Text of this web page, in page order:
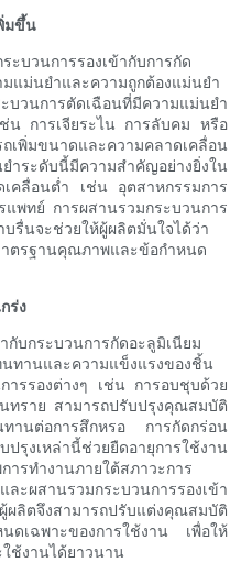
มขึ้น
ะบวนการรองเข้ากับการกัด
แม่นยำและความถูกต้องแม่นยำ
วนการตัดเฉือนที่มีความแม่นยำ
น การเจียระไน การลับคม หรือ
เพิ่มขนาดและความคลาดเคลื่อน
ระดับนี้มีความสำคัญอย่างยิ่งใน
เคลื่อนต่ำ เช่น อุตสาหกรรมการ
พทย์ การผสานรวมกระบวนการ
บรื่นจะช่วยให้ผู้ผลิตมั่นใจได้ว่า
ตรฐานคุณภาพและข้อกำหนด
ร่ง
กับกระบวนการกัดอะลูมิเนียม
ทานและความแข็งแรงของชิ้น
ารรองต่างๆ เช่น การอบชุบด้วย
ทราย สามารถปรับปรุงคุณสมบัติ
านต่อการสึกหรอ การกัดกร่อน
งเหล่านี้ช่วยยืดอายุการใช้งาน
รทำงานภายใต้สภาวะการ
ะผสานรวมกระบวนการรองเข้า
ลิตจึงสามารถปรับแต่งคุณสมบัติ
ดเฉพาะของการใช้งาน เพื่อให้
ช้งานได้ยาวนาน